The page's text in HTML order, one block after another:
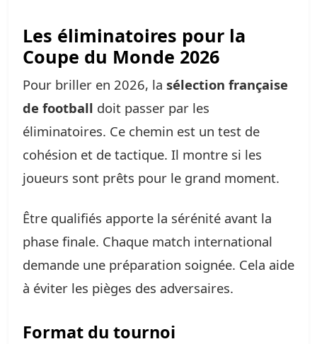
Les éliminatoires pour la
Coupe du Monde 2026
Pour briller en 2026, la sélection française
de football doit passer par les
éliminatoires. Ce chemin est un test de
cohésion et de tactique. Il montre si les
joueurs sont prêts pour le grand moment.
Être qualifiés apporte la sérénité avant la
phase finale. Chaque match international
demande une préparation soignée. Cela aide
à éviter les pièges des adversaires.
Format du tournoi